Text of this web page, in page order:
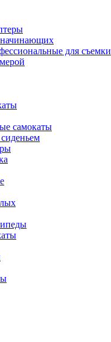
начинающих
для съемки
самокаты